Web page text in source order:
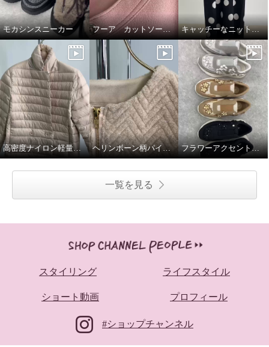
モカシンスニーカー フーア カットソープルオーバー キャッチーなニットワンピース
高密度ナイロン軽量ダウンジャケット ヘリンボーン柄パイルジャガードジャケット フラワーアクセント軽量スリッポンシューズ
一覧を見る
スタイリング ライフスタイル
ショート動画 プロフィール
#ショップチャンネル